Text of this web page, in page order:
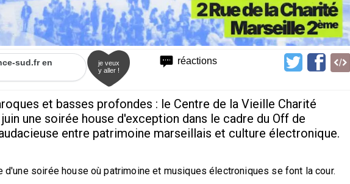
réactions
sud.fr en
je veux
y aller !
et basses profondes : le Centre de la Vieille Charité
une soirée house d'exception dans le cadre du Off de
entre patrimoine marseillais et culture électronique.
d'une soirée house où patrimoine et musiques électroniques se font la cour.